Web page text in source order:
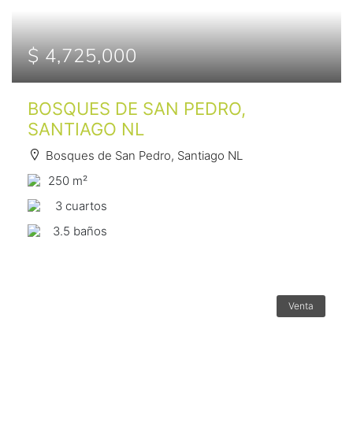
$ 4,725,000
BOSQUES DE SAN PEDRO,
SANTIAGO NL
Bosques de San Pedro, Santiago NL
250 m²
3 сuartos
3.5 baños
Venta